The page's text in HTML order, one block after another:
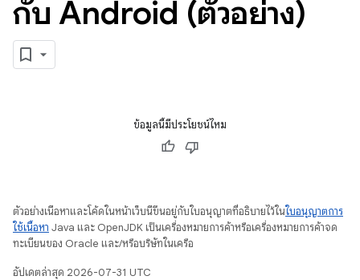
กับ Android (ตัวอย่าง)
ข้อมูลนี้มีประโยชน์ไหม
ตัวอย่างเนื้อหาและโค้ดในหน้าเว็บนี้ขึ้นอยู่กับใบอนุญาตที่อธิบายไว้ในใบอนุญาตการ
ใช้เนื้อหา Java และ OpenJDK เป็นเครื่องหมายการค้าหรือเครื่องหมายการค้าจด
ทะเบียนของ Oracle และ/หรือบริษัทในเครือ
อัปเดตล่าสุด 2026-07-31 UTC